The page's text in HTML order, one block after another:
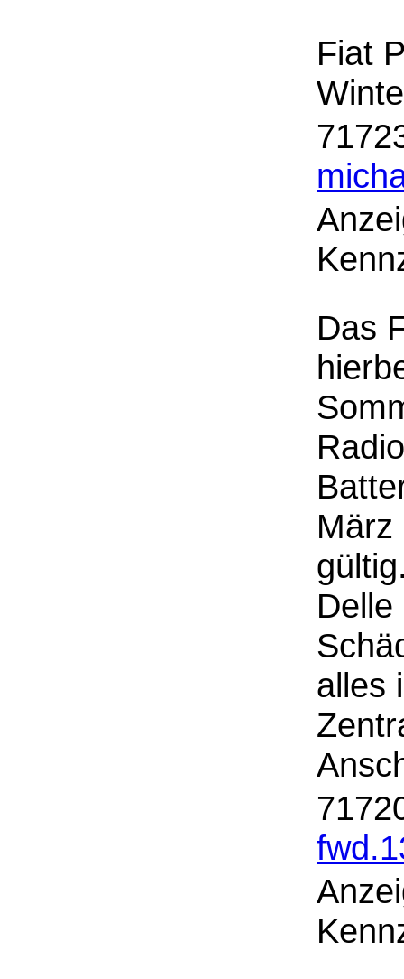
Fiat
Das
alles